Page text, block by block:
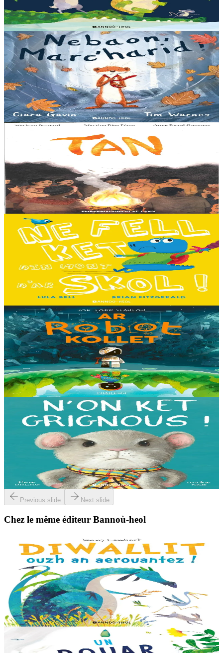
un doute : à quoi ça...
En stock13,00 €
3 ans et plus
Bannoù-heol
A little bit worried
Pris dans une violente tempête, Marc'harid construit une forteresse
pour s'y réfugier. Mais elle y rencontre Lagadeg, qui adore jouer
dans le vent et patauger sous la pluie....
En stock13,00 €
8 ans et plus
Tout en haut des vertes collines, là où les montagnes se couvrent du
brouillard des matinées feutrées, est perché le petit village maya de
Sakamch'en....
En stock11,00 €
3 ans et plus
Bannoù-heol
I don't want to go to school!
C'est le premier jour d'école des Souris et des Dinosaures. Ils n'ont
pas envie d'y aller. Mais quand les cours commencent, une très
grande surprise les attend…...
13,00 €
8 ans et plus
Timilenn
The Lost Robot
Au cœur d’une décharge, un petit robot brisé s’éveille. Il ne se
souvient plus d’où il vient ni depuis combien de temps il est là, mais
il sait qu’il n’est pas à sa place....
En stock
14,00 €
Bannoù-heol
I'm not grumpy!
À la lisière de la forêt vit une petite souris. C'est la souris la plus
grognonne et la plus hargneuse des environs, jusqu'à sa rencontre
avec un petit blaireau...
En stock13,00 €
Previous slide Next slide
Chez le même éditeur Bannoù-heol
Bannoù-heol
Look out, it's a Dragon!
Eflammez la dragonne est en quête d'une nouvelle maison. Mais
quand elle trouve la forêt parfaite, elle n'est pas la bienvenue...
"Ouste ! On ne veut pas de...
En stock13,00 €
Bannoù-heol